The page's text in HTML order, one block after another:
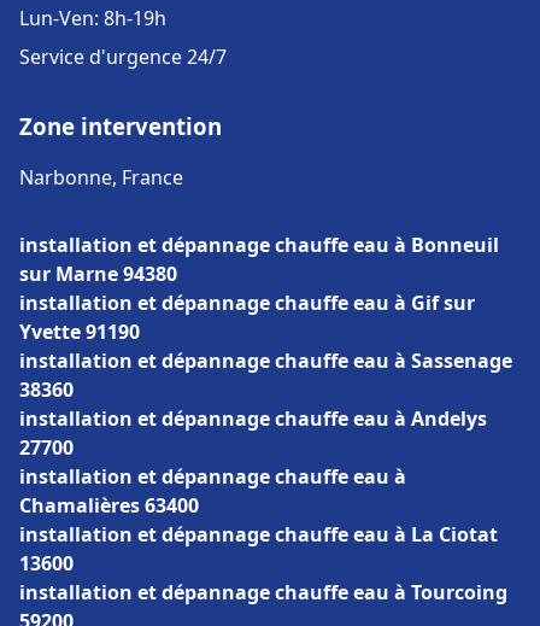
Lun-Ven: 8h-19h
Service d'urgence 24/7
Zone intervention
Narbonne, France
installation et dépannage chauffe eau à Bonneuil
sur Marne 94380
installation et dépannage chauffe eau à Gif sur
Yvette 91190
installation et dépannage chauffe eau à Sassenage
38360
installation et dépannage chauffe eau à Andelys
27700
installation et dépannage chauffe eau à
Chamalières 63400
installation et dépannage chauffe eau à La Ciotat
13600
installation et dépannage chauffe eau à Tourcoing